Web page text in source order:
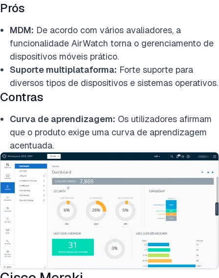
Prós
MDM: De acordo com vários avaliadores, a
funcionalidade AirWatch torna o gerenciamento de
dispositivos móveis prático.
Suporte multiplataforma: Forte suporte para
diversos tipos de dispositivos e sistemas operativos.
Contras
Curva de aprendizagem: Os utilizadores afirmam
que o produto exige uma curva de aprendizagem
acentuada.